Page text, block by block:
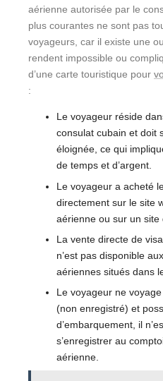
aérienne autorisée par le
plus courantes ne sont pas
voyageurs, car il existe une
rendent impossible ou
d’une carte touristique pour
:
Le voyageur réside
consulat cubain et doit
éloignée, ce qui
de temps et d’argent.
Le voyageur a acheté
directement sur le site
aérienne ou sur un site
La vente directe de
n’est pas disponible
aériennes situés dans
Le voyageur ne
(non enregistré) et
d’embarquement, il
s’enregistrer au
aérienne.